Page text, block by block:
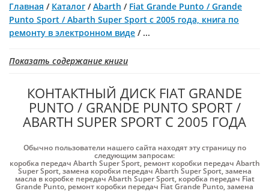
Главная / Каталог /Abarth / Fiat Grande Punto / Grande
Punto Sport / Abarth Super Sport с 2005 года, книга по
ремонту в электронном виде / ...
Показать содержание книги
КОНТАКТНЫЙ ДИСК FIAT GRANDE
PUNTO / GRANDE PUNTO SPORT /
ABARTH SUPER SPORT С 2005 ГОДА
Обычно пользователи нашего сайта находят эту страницу по
следующим запросам:
коробка передач Abarth Super Sport, ремонт коробки передач Abarth
Super Sport,замена коробки передач Abarth Super Sport,замена
масла в коробке передач Abarth Super Sport, коробка передач Fiat
Grande Punto, ремонт коробки передач Fiat Grande Punto,замена